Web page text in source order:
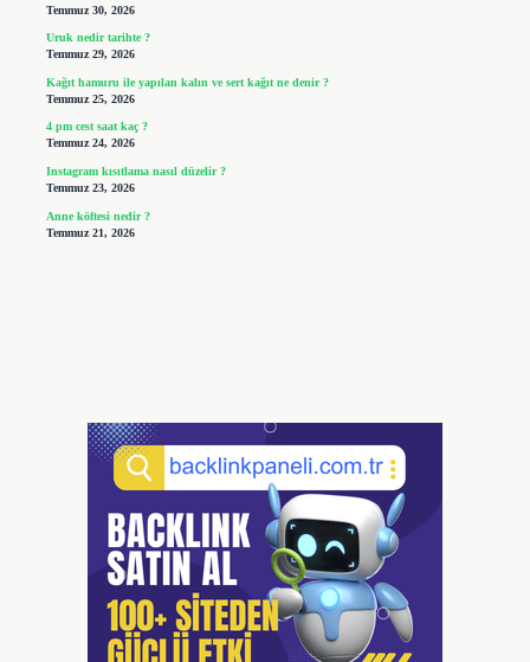
Temmuz 30, 2026
Uruk nedir tarihte ?
Temmuz 29, 2026
Kağıt hamuru ile yapılan kalın ve sert kağıt ne denir ?
Temmuz 25, 2026
4 pm cest saat kaç ?
Temmuz 24, 2026
Instagram kısıtlama nasıl düzelir ?
Temmuz 23, 2026
Anne köftesi nedir ?
Temmuz 21, 2026